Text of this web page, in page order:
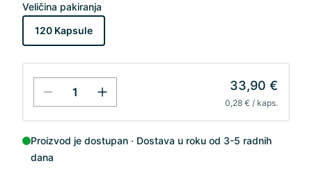
Veličina pakiranja
120 Kapsule
33,90 €
0,28 € / kaps.
Proizvod je dostupan
Dostava u roku od 3-5 radnih
dana